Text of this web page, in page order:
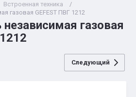
Встроенная техника
/
газовая GEFEST ПВГ 1212
газовая
Следующий